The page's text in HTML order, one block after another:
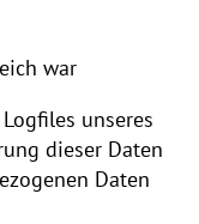
war
unseres
dieser Daten
Daten